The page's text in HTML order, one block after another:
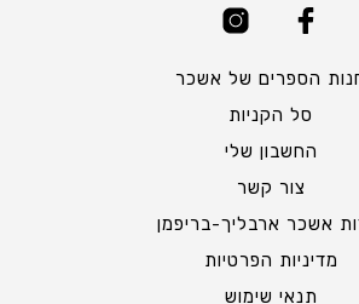
הספרים של אשכר
סל הקניות
החשבון שלי
צור קשר
אשכר ארבליך-בריפמן
מדיניות הפרטיות
תנאי שימוש